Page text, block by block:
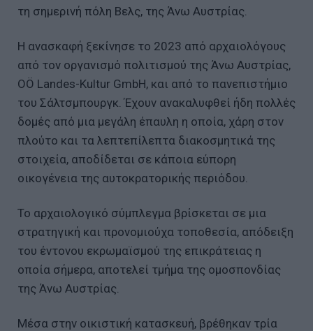
τη σημερινή πόλη Βελς, της Άνω Αυστρίας.
Η ανασκαφή ξεκίνησε το 2023 από αρχαιολόγους
από τον οργανισμό πολιτισμού της Άνω Αυστρίας,
OÖ Landes-Kultur GmbH, και από το πανεπιστήμιο
του Σάλτσμπουργκ. Έχουν ανακαλυφθεί ήδη πολλές
δομές από μια μεγάλη έπαυλη η οποία, χάρη στον
πλούτο και τα λεπτεπίλεπτα διακοσμητικά της
στοιχεία, αποδίδεται σε κάποια εύπορη
οικογένεια της αυτοκρατορικής περιόδου.
Το αρχαιολογικό σύμπλεγμα βρίσκεται σε μια
στρατηγική και προνομιούχα τοποθεσία, απόδειξη
του έντονου εκρωμαϊσμού της επικράτειας η
οποία σήμερα, αποτελεί τμήμα της ομοσπονδίας
της Άνω Αυστρίας.
Μέσα στην οικιστική κατασκευή, βρέθηκαν τρία